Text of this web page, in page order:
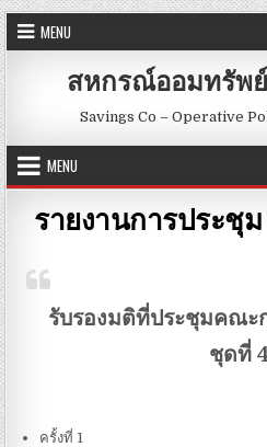
Skip to content
MENU
สหกรณ์ออมทรัพ
Savings Co – Operative
MENU
รายงานการประชุ
รับรองมติที่ประชุมคณะ
ชุดที่
ครั้งที่ 1